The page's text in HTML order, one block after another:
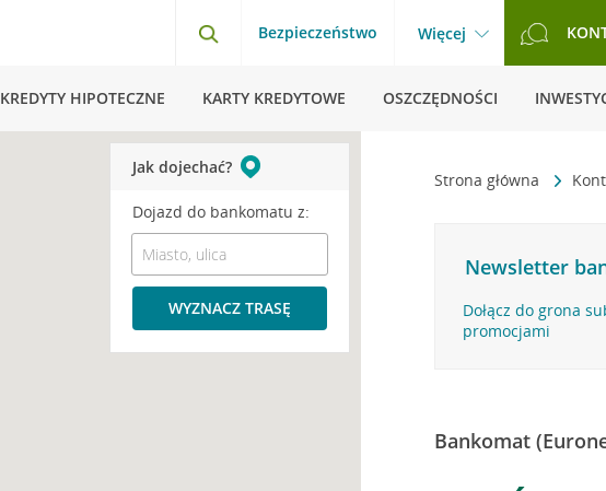
Bezpieczeństwo Więcej
KREDYTY HIPOTECZNE KARTY KREDYTOWE OSZCZĘDNOŚCI
Strona główna
Newsletter
Dołącz do grona
promocjami
Bankomat
Jak dojechać?
Dojazd do bankomatu z:
WYZNACZ TRASĘ